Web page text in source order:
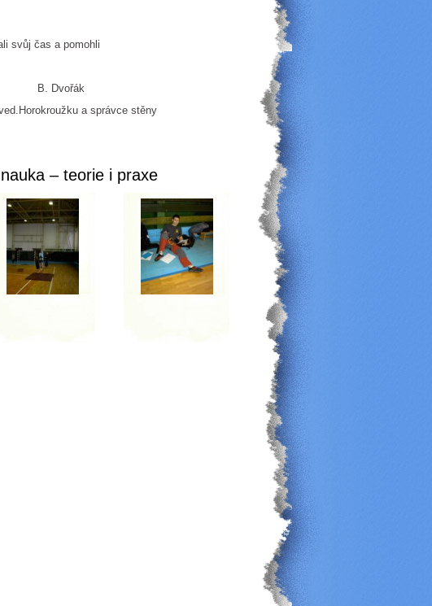
a pomohli
stěny
– teorie i praxe